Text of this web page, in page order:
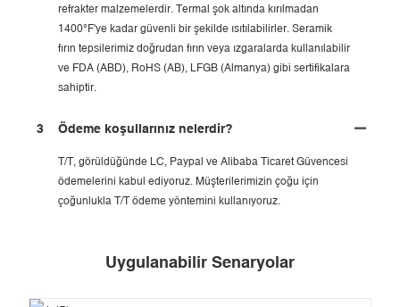
refrakter malzemelerdir. Termal şok altında kırılmadan
1400°F'ye kadar güvenli bir şekilde ısıtılabilirler. Seramik
fırın tepsilerimiz doğrudan fırın veya ızgaralarda kullanılabilir
ve FDA (ABD), RoHS (AB), LFGB (Almanya) gibi sertifikalara
sahiptir.
3 Ödeme koşullarınız nelerdir?
T/T, görüldüğünde LC, Paypal ve Alibaba Ticaret Güvencesi
ödemelerini kabul ediyoruz. Müşterilerimizin çoğu için
çoğunlukla T/T ödeme yöntemini kullanıyoruz.
Uygulanabilir Senaryolar